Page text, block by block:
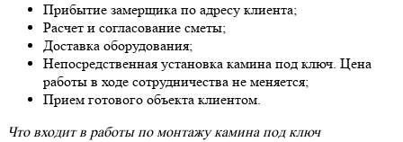
Прибытие замерщика по адресу клиента;
Расчет и согласование сметы;
Доставка оборудования;
Непосредственная установка камина под ключ. Цена
работы в ходе сотрудничества не меняется;
Прием готового объекта клиентом.
Что входит в работы по монтажу камина под ключ